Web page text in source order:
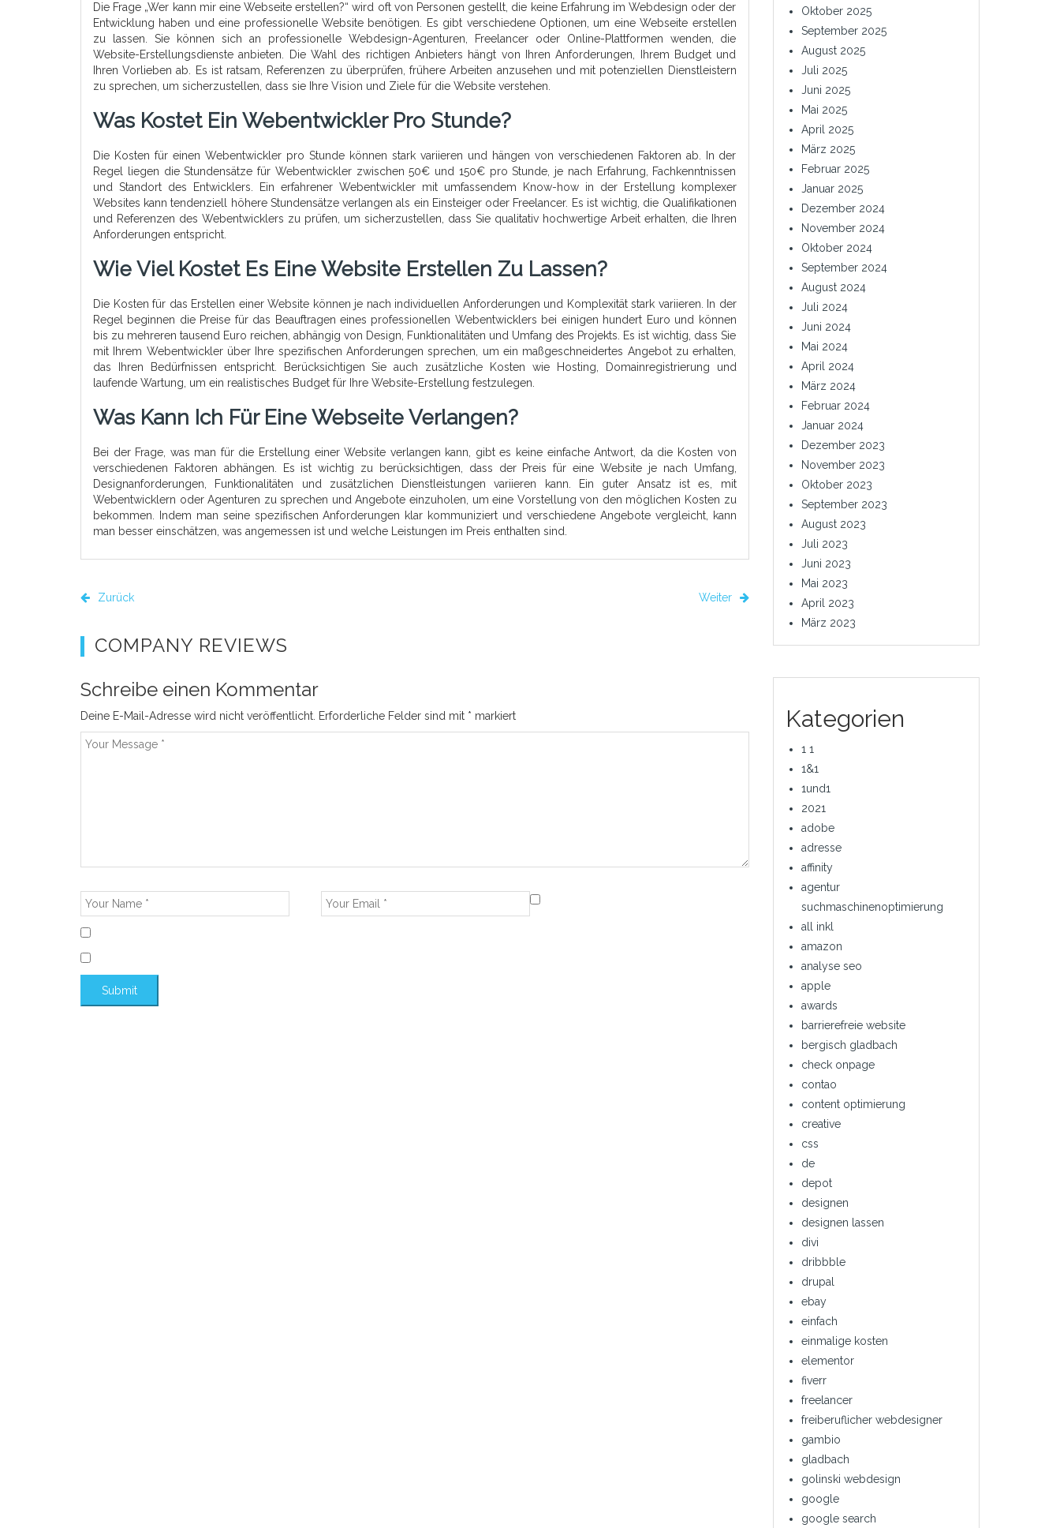
Die Frage „Wer kann mir eine Webseite erstellen?“ wird oft von Personen gestellt, die keine Erfahrung im Webdesign oder der
Entwicklung haben und eine professionelle Website benötigen. Es gibt verschiedene Optionen, um eine Webseite erstellen
zu lassen. Sie können sich an professionelle Webdesign-Agenturen, Freelancer oder Online-Plattformen wenden, die
Website-Erstellungsdienste anbieten. Die Wahl des richtigen Anbieters hängt von Ihren Anforderungen, Ihrem Budget und
Ihren Vorlieben ab. Es ist ratsam, Referenzen zu überprüfen, frühere Arbeiten anzusehen und mit potenziellen Dienstleistern
zu sprechen, um sicherzustellen, dass sie Ihre Vision und Ziele für die Website verstehen.
Was Kostet Ein Webentwickler Pro Stunde?
Die Kosten für einen Webentwickler pro Stunde können stark variieren und hängen von verschiedenen Faktoren ab. In der
Regel liegen die Stundensätze für Webentwickler zwischen 50€ und 150€ pro Stunde, je nach Erfahrung, Fachkenntnissen
und Standort des Entwicklers. Ein erfahrener Webentwickler mit umfassendem Know-how in der Erstellung komplexer
Websites kann tendenziell höhere Stundensätze verlangen als ein Einsteiger oder Freelancer. Es ist wichtig, die Qualifikationen
und Referenzen des Webentwicklers zu prüfen, um sicherzustellen, dass Sie qualitativ hochwertige Arbeit erhalten, die Ihren
Anforderungen entspricht.
Wie Viel Kostet Es Eine Website Erstellen Zu Lassen?
Die Kosten für das Erstellen einer Website können je nach individuellen Anforderungen und Komplexität stark variieren. In der
Regel beginnen die Preise für das Beauftragen eines professionellen Webentwicklers bei einigen hundert Euro und können
bis zu mehreren tausend Euro reichen, abhängig von Design, Funktionalitäten und Umfang des Projekts. Es ist wichtig, dass Sie
mit Ihrem Webentwickler über Ihre spezifischen Anforderungen sprechen, um ein maßgeschneidertes Angebot zu erhalten,
das Ihren Bedürfnissen entspricht. Berücksichtigen Sie auch zusätzliche Kosten wie Hosting, Domainregistrierung und
laufende Wartung, um ein realistisches Budget für Ihre Website-Erstellung festzulegen.
Was Kann Ich Für Eine Webseite Verlangen?
Bei der Frage, was man für die Erstellung einer Website verlangen kann, gibt es keine einfache Antwort, da die Kosten von
verschiedenen Faktoren abhängen. Es ist wichtig zu berücksichtigen, dass der Preis für eine Website je nach Umfang,
Designanforderungen, Funktionalitäten und zusätzlichen Dienstleistungen variieren kann. Ein guter Ansatz ist es, mit
Webentwicklern oder Agenturen zu sprechen und Angebote einzuholen, um eine Vorstellung von den möglichen Kosten zu
bekommen. Indem man seine spezifischen Anforderungen klar kommuniziert und verschiedene Angebote vergleicht, kann
man besser einschätzen, was angemessen ist und welche Leistungen im Preis enthalten sind.
Zurück Weiter
COMPANY REVIEWS
Schreibe einen Kommentar
Deine E-Mail-Adresse wird nicht veröffentlicht. Erforderliche Felder sind mit * markiert
Oktober 2025
September 2025
August 2025
Juli 2025
Juni 2025
Mai 2025
April 2025
März 2025
Februar 2025
Januar 2025
Dezember 2024
November 2024
Oktober 2024
September 2024
August 2024
Juli 2024
Juni 2024
Mai 2024
April 2024
März 2024
Februar 2024
Januar 2024
Dezember 2023
November 2023
Oktober 2023
September 2023
August 2023
Juli 2023
Juni 2023
Mai 2023
April 2023
März 2023
Kategorien
1 1
1&1
1und1
2021
adobe
adresse
affinity
agentur
suchmaschinenoptimierung
all inkl
amazon
analyse seo
apple
awards
barrierefreie website
bergisch gladbach
check onpage
contao
content optimierung
creative
css
de
depot
designen
designen lassen
divi
dribbble
drupal
ebay
einfach
einmalige kosten
elementor
fiverr
freelancer
freiberuflicher webdesigner
gambio
gladbach
golinski webdesign
google
google search